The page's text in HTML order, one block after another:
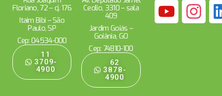
Floriano, 72 – cj. 176
Itaim Bibi – São
Paulo, SP
Cep: 04534-000
11
3709-
4900
Cecílio, 3310 – sala
409
Jardim Goiás –
Goiânia, GO
Cep: 74810-100
62
3878-
4900